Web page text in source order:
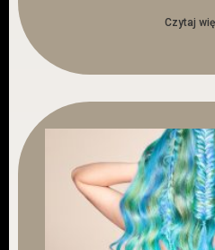
Czytaj